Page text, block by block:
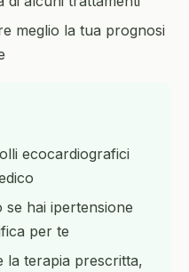
meglio la tua prognosi
ecocardiografici
se hai ipertensione
per te
la terapia prescritta,